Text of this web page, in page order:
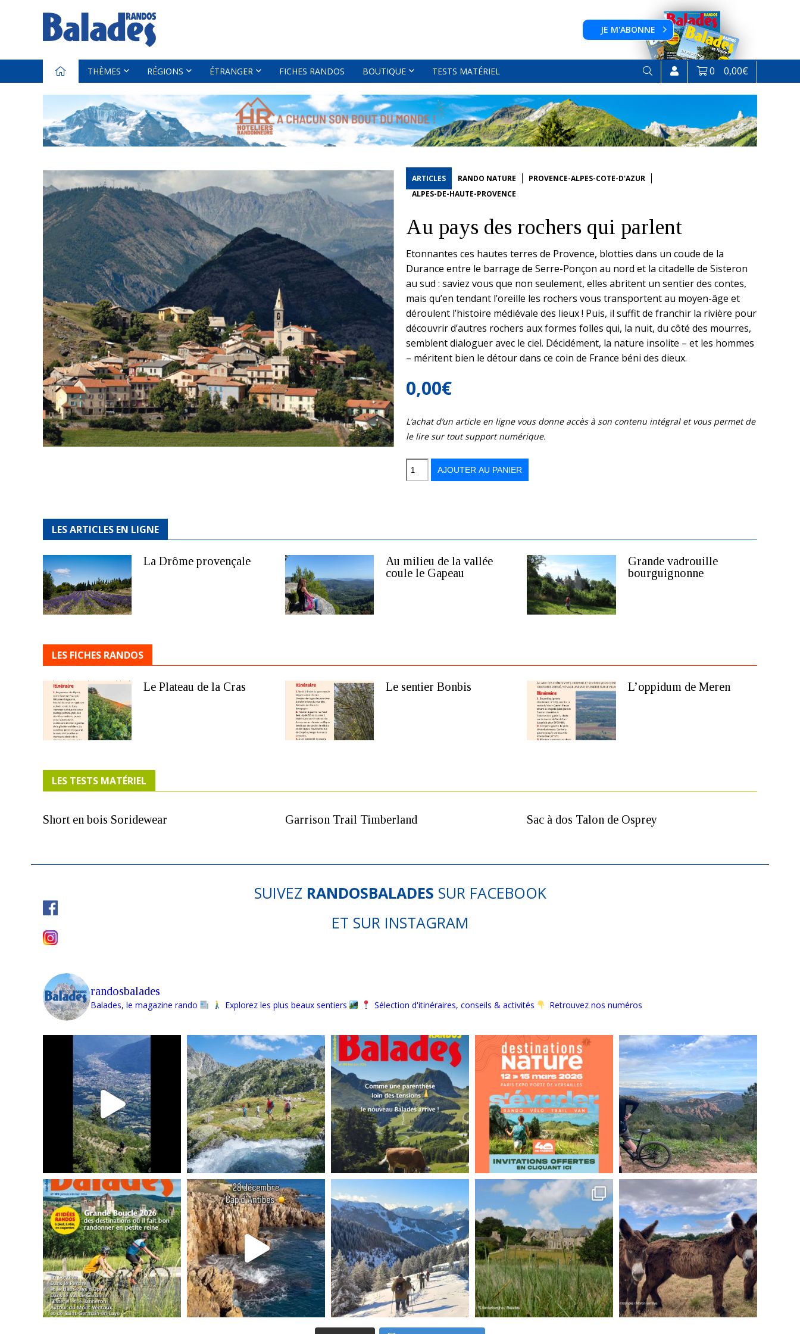
JE M'ABONNE
THÈMES RÉGIONS ÉTRANGER FICHES RANDOS BOUTIQUE TESTS MATÉRIEL 0 0,00€
ARTICLES RANDO NATURE
PROVENCE-ALPES-COTE-D'AZUR
ALPES-DE-HAUTE-PROVENCE
Au pays des rochers qui parlent
Etonnantes ces hautes terres de Provence, blotties dans un coude de la
Durance entre le barrage de Serre-Ponçon au nord et la citadelle de Sisteron
au sud : saviez vous que non seulement, elles abritent un sentier des contes,
mais qu’en tendant l’oreille les rochers vous transportent au moyen-âge et
déroulent l’histoire médiévale des lieux ! Puis, il suffit de franchir la rivière pour
découvrir d’autres rochers aux formes folles qui, la nuit, du côté des mourres,
semblent dialoguer avec le ciel. Décidément, la nature insolite – et les hommes
– méritent bien le détour dans ce coin de France béni des dieux.
0,00€
L’achat d’un article en ligne vous donne accès à son contenu intégral et vous permet de
le lire sur tout support numérique.
quantité
pays
des
qui
AJOUTER AU PANIER
LES ARTICLES EN LIGNE
La Drôme provençale
Au milieu de la vallée
coule le Gapeau
Grande vadrouille
bourguignonne
LES FICHES RANDOS
Le Plateau de la Cras Le sentier Bonbis L’oppidum de Meren
LES TESTS MATÉRIEL
Short en bois Soridewear Garrison Trail Timberland Sac à dos Talon de Osprey
SUIVEZ RANDOSBALADES SUR FACEBOOK
ET SUR INSTAGRAM
randosbalades
Balades, le magazine rando Explorez les plus beaux sentiers Sélection d'itinéraires, conseils & activités Retrouvez nos numéros